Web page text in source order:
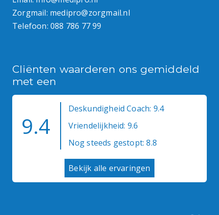
Zorgmail: medipro@zorgmail.nl
Telefoon: 088 786 77 99
Cliënten waarderen ons gemiddeld
met een
9.4
Deskundigheid Coach: 9.4
Vriendelijkheid: 9.6
Nog steeds gestopt: 8.8
Bekijk alle ervaringen